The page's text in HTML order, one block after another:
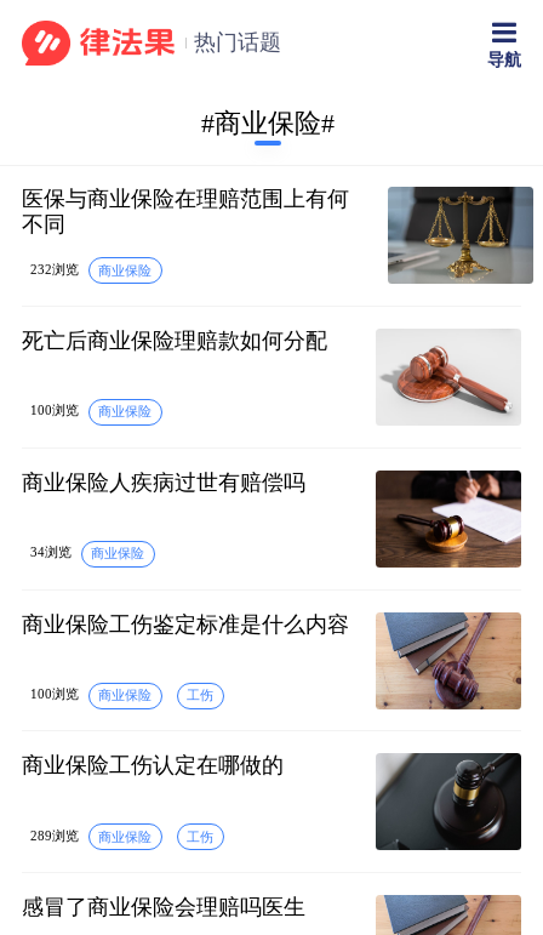
热门话题
导航
#商业保险#
医保与商业保险在理赔范围上有何
不同
232浏览 商业保险
死亡后商业保险理赔款如何分配
100浏览 商业保险
商业保险人疾病过世有赔偿吗
34浏览 商业保险
商业保险工伤鉴定标准是什么内容
100浏览 商业保险 工伤
商业保险工伤认定在哪做的
289浏览 商业保险 工伤
感冒了商业保险会理赔吗医生